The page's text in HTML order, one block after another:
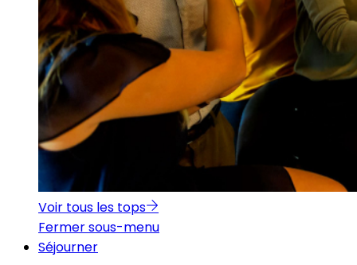
Voir tous les tops
Fermer sous-menu
Séjourner